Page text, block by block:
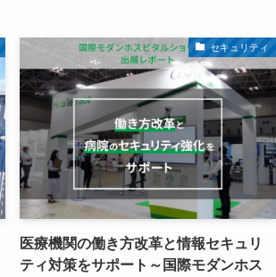
セキュリティ
医療機関の働き方改革と情報セキュリ
ティ対策をサポート～国際モダンホス